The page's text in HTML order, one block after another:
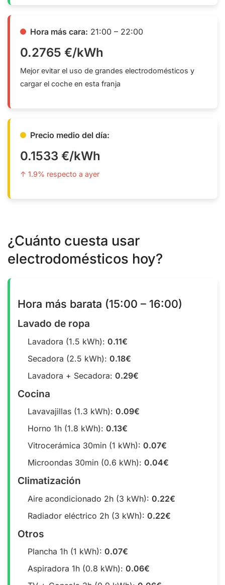
Hora más cara: 21:00 – 22:00
0.2765 €/kWh
Mejor evitar el uso de grandes electrodomésticos y
cargar el coche en esta franja
Precio medio del día:
0.1533 €/kWh
↑ 1.9% respecto a ayer
¿Cuánto cuesta usar
electrodomésticos hoy?
Hora más barata (15:00 – 16:00)
Lavado de ropa
Lavadora (1.5 kWh): 0.11€
Secadora (2.5 kWh): 0.18€
Lavadora + Secadora: 0.29€
Cocina
Lavavajillas (1.3 kWh): 0.09€
Horno 1h (1.8 kWh): 0.13€
Vitrocerámica 30min (1 kWh): 0.07€
Microondas 30min (0.6 kWh): 0.04€
Climatización
Aire acondicionado 2h (3 kWh): 0.22€
Radiador eléctrico 2h (3 kWh): 0.22€
Otros
Plancha 1h (1 kWh): 0.07€
Aspiradora 1h (0.8 kWh): 0.06€